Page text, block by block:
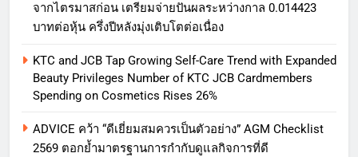
จากไตรมาสก่อน เตรียมจ่ายปันผลระหว่างกาล 0.014423
บาทต่อหุ้น ครึ่งปีหลังมุ่งเติบโตต่อเนื่อง
KTC and JCB Tap Growing Self-Care Trend with Expanded
Beauty Privileges Number of KTC JCB Cardmembers
Spending on Cosmetics Rises 26%
ADVICE คว้า “ดีเยี่ยมสมควรเป็นตัวอย่าง” AGM Checklist
2569 ตอกย้ำมาตรฐานการกำกับดูแลกิจการที่ดี